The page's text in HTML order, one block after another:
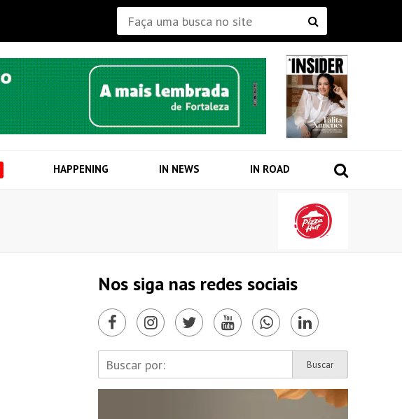
HAPPENING IN NEWS IN ROAD
Nos siga nas redes sociais